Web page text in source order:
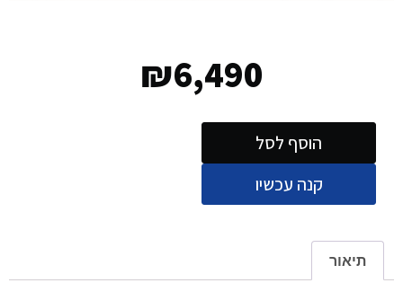
₪6,490
הוסף לסל
קנה עכשיו
תיאור